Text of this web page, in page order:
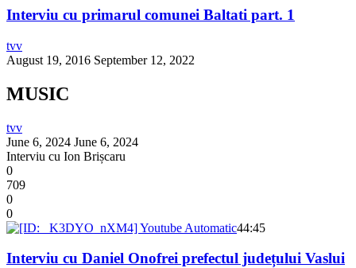
Interviu cu primarul comunei Baltati part. 1
tvv
August 19, 2016 September 12, 2022
MUSIC
tvv
June 6, 2024 June 6, 2024
Interviu cu Ion Brișcaru
0
709
0
0
44:45
Interviu cu Daniel Onofrei prefectul județului Vaslui